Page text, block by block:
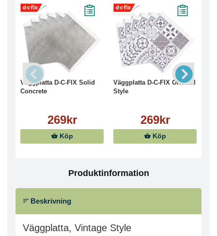
Väggplatta D-C-FIX Solid
Concrete
269kr
Köp
Väggplatta D-C-FIX Oriental
Style
269kr
Köp
Produktinformation
Beskrivning
Väggplatta, Vintage Style